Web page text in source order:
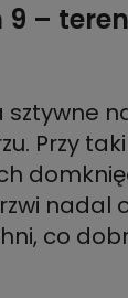
–
Przy
nadal
co